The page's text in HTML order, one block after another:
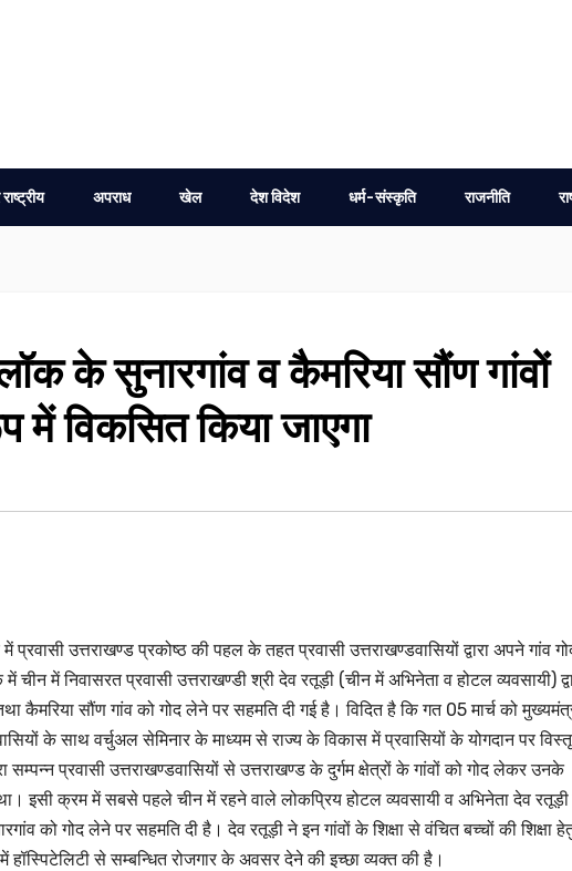
अपराध खेल देश विदेश धर्म-संस्कृति राजनीति
के सुनारगांव व कैमरिया सौंण गांवों
विकसित किया जाएगा
उत्तराखण्ड प्रकोष्ठ की पहल के तहत प्रवासी उत्तराखण्डवासियों द्वारा अपने गांव
में निवासरत प्रवासी उत्तराखण्डी श्री देव रतूड़ी (चीन में अभिनेता व होटल व्यवसायी)
कैमरिया सौंण गांव को गोद लेने पर सहमति दी गई है। विदित है कि गत 05 मार्च को
के साथ वर्चुअल सेमिनार के माध्यम से राज्य के विकास में प्रवासियों के योगदान पर
सम्पन्न प्रवासी उत्तराखण्डवासियों से उत्तराखण्ड के दुर्गम क्षेत्रों के गांवों को गोद लेकर उनके
इसी क्रम में सबसे पहले चीन में रहने वाले लोकप्रिय होटल व्यवसायी व अभिनेता देव
को गोद लेने पर सहमति दी है। देव रतूड़ी ने इन गांवों के शिक्षा से वंचित बच्चों की शिक्षा
हॉस्पिटेलिटी से सम्बन्धित रोजगार के अवसर देने की इच्छा व्यक्त की है।